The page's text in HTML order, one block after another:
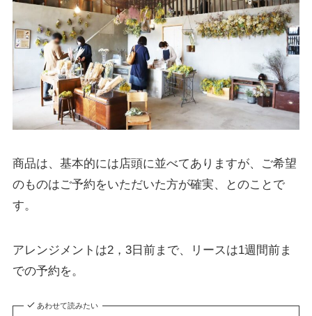
商品は、基本的には店頭に並べてありますが、ご希望
のものはご予約をいただいた方が確実、とのことで
す。
アレンジメントは2，3日前まで、リースは1週間前ま
での予約を。
あわせて読みたい